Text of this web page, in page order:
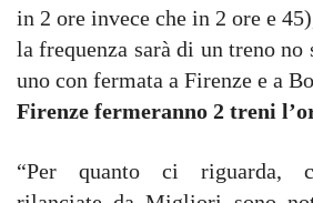
in 2 ore invece che in 2 ore e
la frequenza sarà di un treno no
uno con fermata a Firenze e a
Firenze fermeranno 2 treni
“Per quanto ci riguarda,